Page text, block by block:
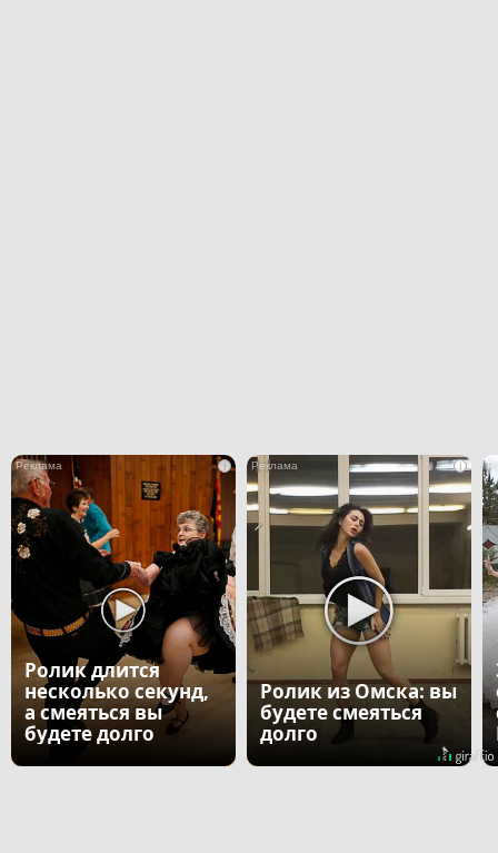
i
Ролик длится
несколько секунд,
а смеяться вы
будете долго
i
Ролик из Омска: вы
будете смеяться
долго